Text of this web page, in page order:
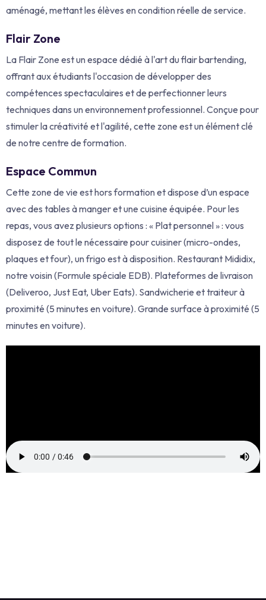
aménagé, mettant les élèves en condition réelle de service.
Flair Zone
La Flair Zone est un espace dédié à l'art du flair bartending,
offrant aux étudiants l'occasion de développer des
compétences spectaculaires et de perfectionner leurs
techniques dans un environnement professionnel. Conçue pour
stimuler la créativité et l'agilité, cette zone est un élément clé
de notre centre de formation.
Espace Commun
Cette zone de vie est hors formation et dispose d’un espace
avec des tables à manger et une cuisine équipée. Pour les
repas, vous avez plusieurs options : « Plat personnel » : vous
disposez de tout le nécessaire pour cuisiner (micro-ondes,
plaques et four), un frigo est à disposition. Restaurant Mididix,
notre voisin (Formule spéciale EDB). Plateformes de livraison
(Deliveroo, Just Eat, Uber Eats). Sandwicherie et traiteur à
proximité (5 minutes en voiture). Grande surface à proximité (5
minutes en voiture).